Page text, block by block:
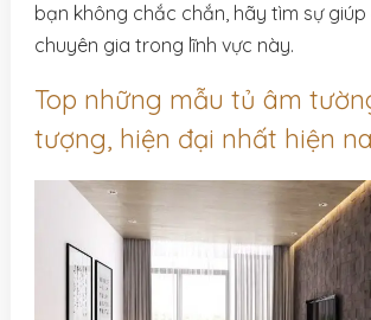
bạn không chắc chắn, hãy tìm sự
chuyên gia trong lĩnh vực này.
Top những mẫu tủ âm
tượng, hiện đại nhất hiện